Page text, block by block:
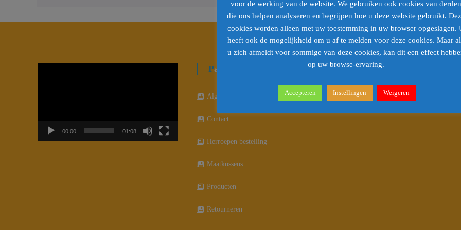
00:00 01:08
Pagina’s
Algemene Voorwaarden
Contact
Herroepen bestelling
Maatkussens
Producten
Retourneren
voor de werking van de website. We gebruiken ook cookies van derden
die ons helpen analyseren en begrijpen hoe u deze website gebruikt.
cookies worden alleen met uw toestemming in uw browser opgeslagen.
heeft ook de mogelijkheid om u af te melden voor deze cookies. Maar
u zich afmeldt voor sommige van deze cookies, kan dit een effect
op uw browse-ervaring.
Accepteren Instellingen Weigeren